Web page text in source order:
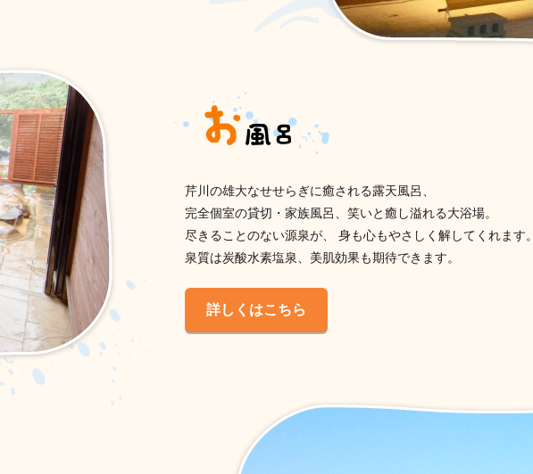
芹川の雄大なせせらぎに癒される露天風呂、
完全個室の貸切・家族風呂、笑いと癒し溢れる大浴場。
尽きることのない源泉が、 身も心もやさしく解してくれます。
泉質は炭酸水素塩泉、美肌効果も期待できます。
詳しくはこちら